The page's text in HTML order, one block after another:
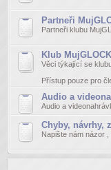
Partneři
Partneři klubu
Klub MujGLOCK
Věci týkající se
Přístup pouze pro
Audio a
Audio a
Chyby, návrhy,
Napište nám názor